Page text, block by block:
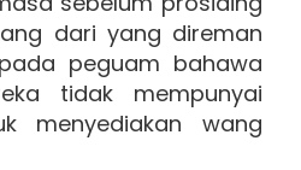
dari yang direman
peguam bahawa
tidak mempunyai
menyediakan wang